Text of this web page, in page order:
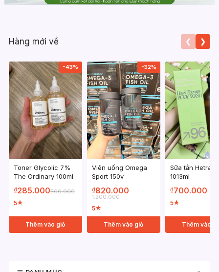
Hàng mới về ❮ ❯
-43%
Toner Glycolic 7%
The Ordinary 100ml
₫285.000500.000
5★
Thêm vào giỏ
-32%
Viên uống Omega
Sport 150v
₫820.000
1.200.000
5★
Thêm vào giỏ
Sữa tắn Hetras
1013ml
₫700.000
5★
Thêm vào